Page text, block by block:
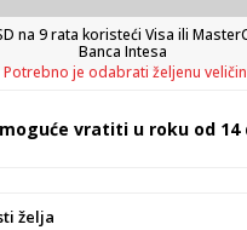
na 9 rata koristeći Visa ili
Banca Intesa
Potrebno je odabrati željenu
vratiti u roku od 14
želja